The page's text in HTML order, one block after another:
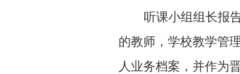
听课小组组长报
的教师，学校教学管
人业务档案，并作为